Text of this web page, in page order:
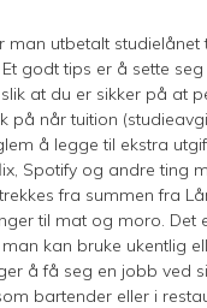
man utbetalt studielånet
godt tips er å sette
at du er sikker på at
på når tuition
å legge til ekstra
Spotify og andre ting
fra summen fra
til mat og moro. Det
kan bruke ukentlig
å få seg en jobb ved
bartender eller i